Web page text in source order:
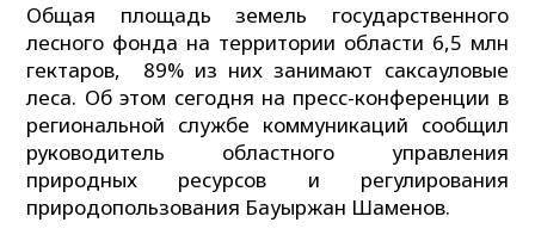
Общая площадь земель государственного
лесного фонда на территории области 6,5 млн
гектаров, 89% из них занимают саксауловые
леса. Об этом сегодня на пресс-конференции в
региональной службе коммуникаций сообщил
руководитель областного управления
природных ресурсов и регулирования
природопользования Бауыржан Шаменов.